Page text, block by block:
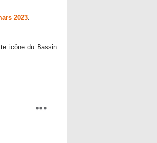
2023.
icône du Bassin